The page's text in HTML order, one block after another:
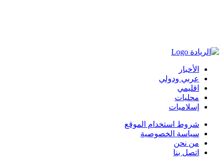
الأخبار
عربي ودولي
اقليمي
محليات
إسلاميات
شروط استخدام الموقع
سياسة الخصوصية
من نحن
اتصل بنا